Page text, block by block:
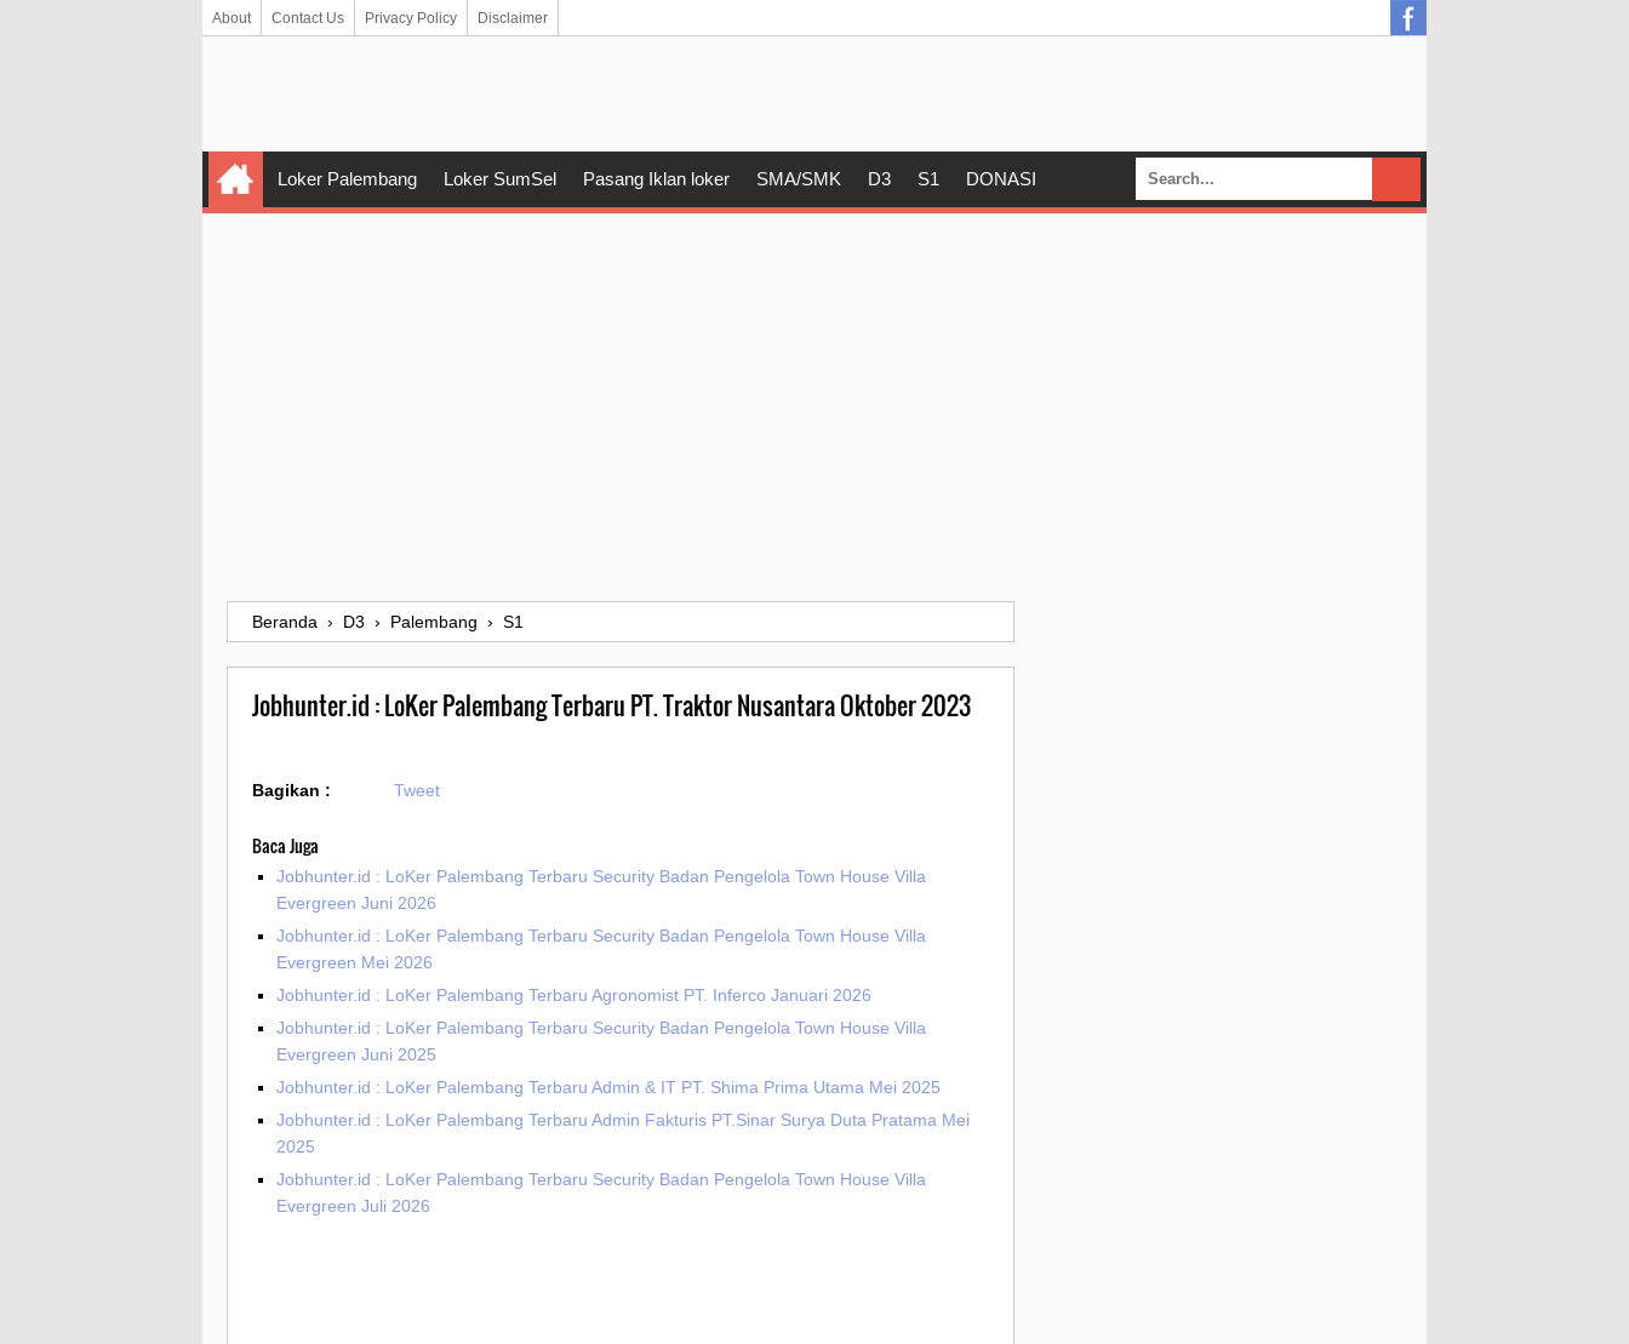
About Contact Us Privacy Policy Disclaimer
Loker Palembang Loker SumSel Pasang Iklan loker SMA/SMK D3 S1 DONASI
Beranda › D3 › Palembang › S1
Jobhunter.id : LoKer Palembang Terbaru PT. Traktor Nusantara Oktober 2023
Bagikan : Tweet
Baca Juga
Jobhunter.id : LoKer Palembang Terbaru Security Badan Pengelola Town House Villa
Evergreen Juni 2026
Jobhunter.id : LoKer Palembang Terbaru Security Badan Pengelola Town House Villa
Evergreen Mei 2026
Jobhunter.id : LoKer Palembang Terbaru Agronomist PT. Inferco Januari 2026
Jobhunter.id : LoKer Palembang Terbaru Security Badan Pengelola Town House Villa
Evergreen Juni 2025
Jobhunter.id : LoKer Palembang Terbaru Admin & IT PT. Shima Prima Utama Mei 2025
Jobhunter.id : LoKer Palembang Terbaru Admin Fakturis PT.Sinar Surya Duta Pratama Mei
2025
Jobhunter.id : LoKer Palembang Terbaru Security Badan Pengelola Town House Villa
Evergreen Juli 2026